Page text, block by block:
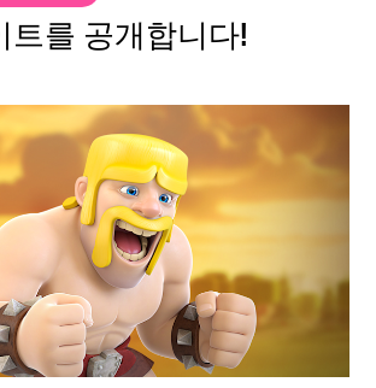
트를 공개합니다!